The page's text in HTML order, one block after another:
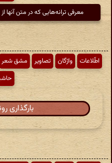
معرفی ترانه‌هایی که در متن
اطّلاعات واژگان تصاویر مشق شعر
بارگذاری